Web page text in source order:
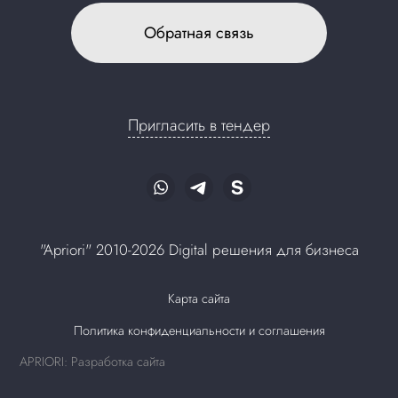
Обратная связь
Пригласить в тендер
"Apriori" 2010-2026 Digital решения для бизнеса
Карта сайта
Политика конфиденциальности и соглашения
APRIORI: Разработка сайта